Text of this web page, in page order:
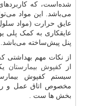
شده‌است، که
می‌باشد. این مواد
عایق حرارت (مواد
عایقکاری به کمک پلی
پنل پیش‌ساخته می‌باشد.
از نکات مهم بهداشتی
از کفپوش بیمارستان
سیستم کفپوش
مخصوص اتاق عمل و
بخش ها ست .